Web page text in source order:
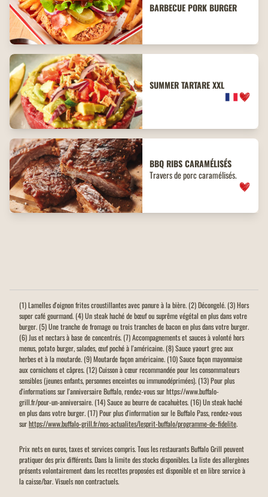
BARBECUE PORK BURGER
SUMMER TARTARE XXL
BBQRIBSCARAMÉLISÉS
Travers de porc caramélisés.
(1) Lamelles d'oignon frites croustillantes avec panure à la bière. (2) Décongelé. (3) Hors
super café gourmand. (4) Un steak haché de bœuf ou suprême végétal en plus dans votre
burger. (5) Une tranche de fromage ou trois tranches de bacon en plus dans votre burger.
(6) Jus et nectars à base de concentrés. (7) Accompagnements et sauces à volonté hors
menus, potato burger, salades, œuf poché à l'américaine. (8) Sauce yaourt grec aux
herbes et à la moutarde. (9) Moutarde façon américaine. (10) Sauce façon mayonnaise
aux cornichons et câpres. (12) Cuisson à cœur recommandée pour les consommateurs
sensibles (jeunes enfants, personnes enceintes ou immunodéprimées). (13) Pour plus
d'informations sur l'anniversaire Buffalo, rendez-vous sur https://www.buffalo-
grill.fr/pour-un-anniversaire. (14) Sauce au beurre de cacahuètes. (16) Un steak haché
en plus dans votre burger. (17) Pour plus d'information sur le Buffalo Pass, rendez-vous
surhttps://www.buffalo-grill.fr/nos-actualites/lesprit-buffalo/programme-de-fidelite.
Prix nets en euros, taxes et services compris. Tous les restaurants Buffalo Grill peuvent
pratiquer des prix différents. Dans la limite des stocks disponibles. La liste des allergènes
présents volontairement dans les recettes proposées est disponible et en libre service à
la caisse/bar. Visuels non contractuels.